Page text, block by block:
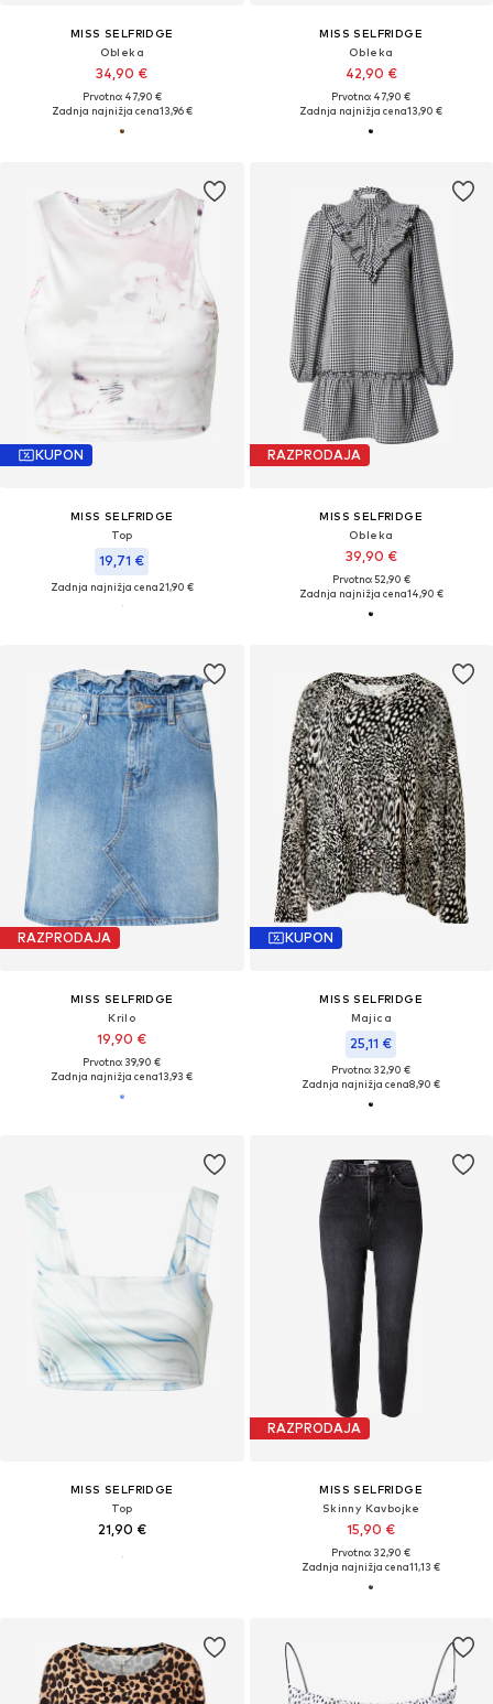
MISS SELFRIDGE
Obleka
34,90 €
Prvotno: 47,90 €
Zadnja najnižja cena13,96 €
MISS SELFRIDGE
Obleka
42,90 €
Prvotno: 47,90 €
Zadnja najnižja cena13,90 €
KUPON
MISS SELFRIDGE
Top
19,71 €
Zadnja najnižja cena21,90 €
RAZPRODAJA
MISS SELFRIDGE
Obleka
39,90 €
Prvotno: 52,90 €
Zadnja najnižja cena14,90 €
RAZPRODAJA
MISS SELFRIDGE
Krilo
19,90 €
Prvotno: 39,90 €
Zadnja najnižja cena13,93 €
KUPON
MISS SELFRIDGE
Majica
25,11 €
Prvotno: 32,90 €
Zadnja najnižja cena8,90 €
MISS SELFRIDGE
Top
21,90 €
RAZPRODAJA
MISS SELFRIDGE
Skinny Kavbojke
15,90 €
Prvotno: 32,90 €
Zadnja najnižja cena11,13 €